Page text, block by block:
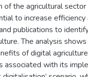
the agricultural
to increase efficiency
publications to
The analysis
of digital
associated with its